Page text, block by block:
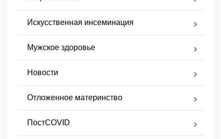
Искусственная инсеминация
Мужское здоровье
Новости
Отложенное материнство
ПостCOVID